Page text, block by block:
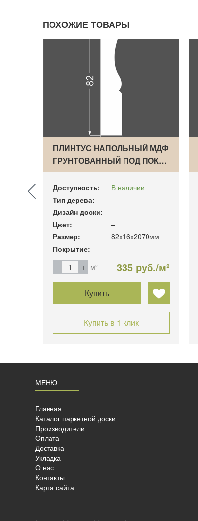
ПОХОЖИЕ ТОВАРЫ
ПЛИНТУС НАПОЛЬНЫЙ МДФ
ГРУНТОВАННЫЙ ПОД ПОК…
Доступность:
В наличии
Тип дерева:
–
Дизайн доски:
–
Цвет:
–
Размер:
82х16х2070мм
Покрытие:
–
м²
335 руб./м²
Купить
Купить в 1 клик
МЕНЮ
Главная
Каталог паркетной доски
Производители
Оплата
Доставка
Укладка
О нас
Контакты
Карта сайта